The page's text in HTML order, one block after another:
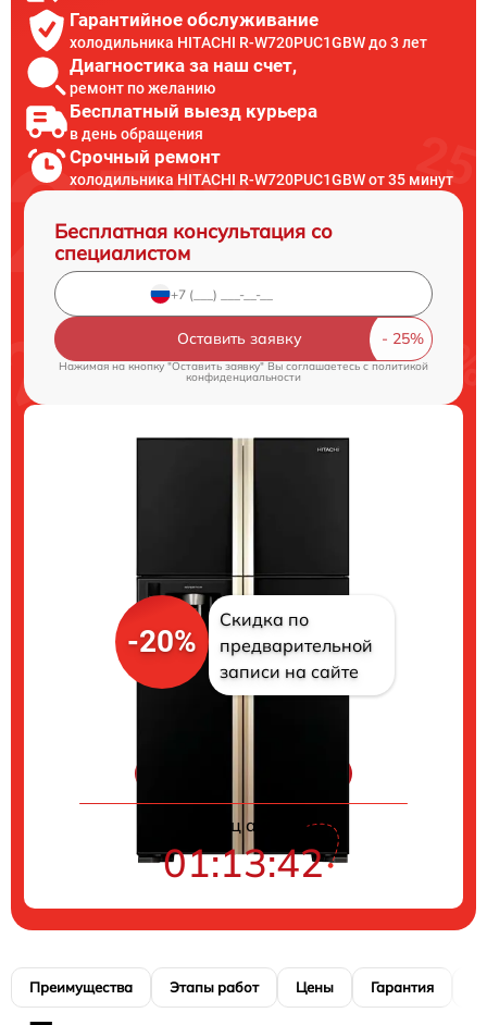
Гарантийное обслуживание
холодильника HITACHI R-W720PUC1GBW до 3 лет
Диагностика за наш счет,
ремонт по желанию
Бесплатный выезд курьера
в день обращения
Срочный ремонт
холодильника HITACHI R-W720PUC1GBW от 35 минут
Бесплатная консультация со
специалистом
Оставить заявку
Нажимая на кнопку "Оставить заявку" Вы соглашаетесь cполитикой
конфиденциальности
-20%
Скидка по
предварительной
записи на сайте
Конец акции
01:13:41
Преимущества Этапы работ Цены Гарантия